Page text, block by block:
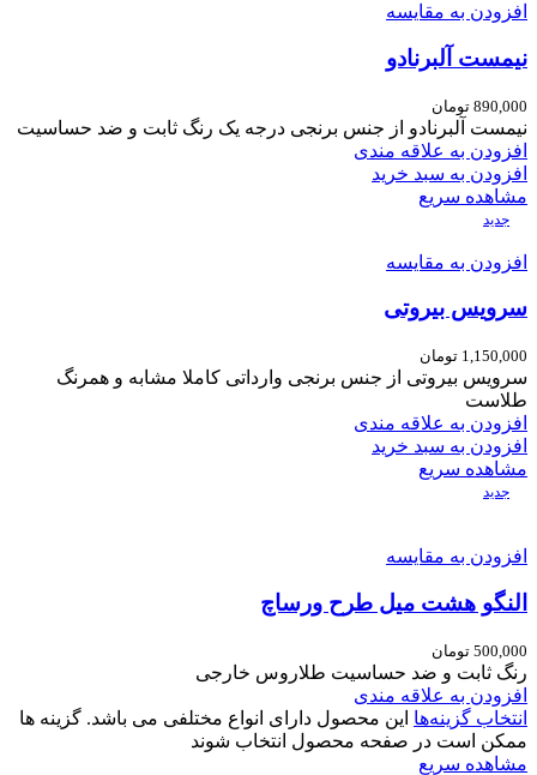
افزودن به مقایسه
نیمست آلبرنادو
890,000 تومان
نیمست آلبرنادو از جنس برنجی درجه یک رنگ ثابت و ضد حساسیت
افزودن به علاقه مندی
افزودن به سبد خرید
مشاهده سریع
جدید
افزودن به مقایسه
سرویس بیروتی
1,150,000 تومان
سرویس بیروتی از جنس برنجی وارداتی کاملا مشابه و همرنگ
طلاست
افزودن به علاقه مندی
افزودن به سبد خرید
مشاهده سریع
جدید
افزودن به مقایسه
النگو هشت میل طرح ورساچ
500,000 تومان
رنگ ثابت و ضد حساسیت طلاروس خارجی
افزودن به علاقه مندی
انتخاب گزینه‌ها این محصول دارای انواع مختلفی می باشد. گزینه ها
ممکن است در صفحه محصول انتخاب شوند
مشاهده سریع